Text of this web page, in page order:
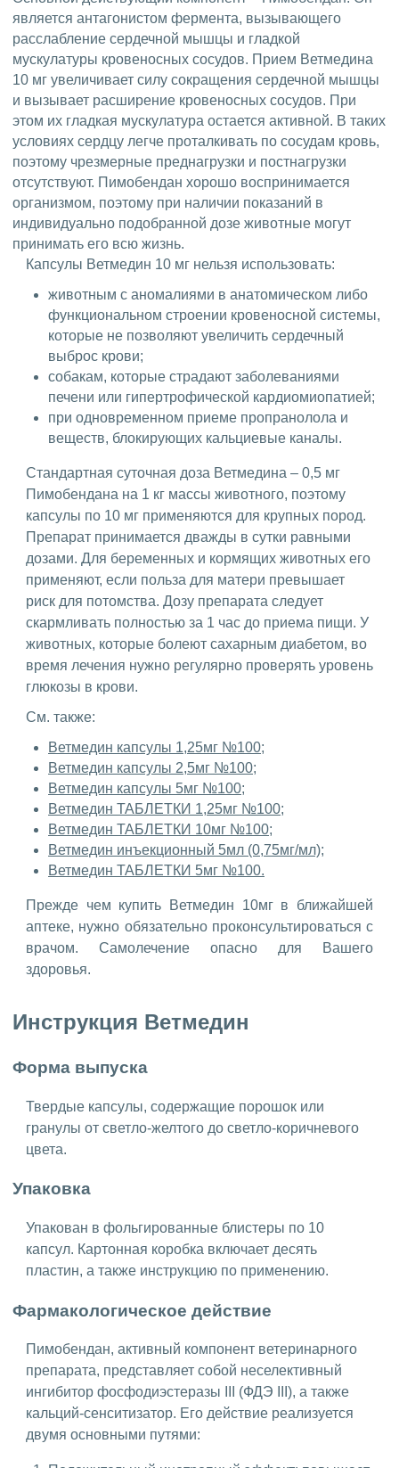
является антагонистом фермента, вызывающего
расслабление сердечной мышцы и гладкой
мускулатуры кровеносных сосудов. Прием Ветмедина
10 мг увеличивает силу сокращения сердечной мышцы
и вызывает расширение кровеносных сосудов. При
этом их гладкая мускулатура остается активной. В таких
условиях сердцу легче проталкивать по сосудам кровь,
поэтому чрезмерные преднагрузки и постнагрузки
отсутствуют. Пимобендан хорошо воспринимается
организмом, поэтому при наличии показаний в
индивидуально подобранной дозе животные могут
принимать его всю жизнь.
Капсулы Ветмедин 10 мг нельзя использовать:
животным с аномалиями в анатомическом либо
функциональном строении кровеносной системы,
которые не позволяют увеличить сердечный
выброс крови;
собакам, которые страдают заболеваниями
печени или гипертрофической кардиомиопатией;
при одновременном приеме пропранолола и
веществ, блокирующих кальциевые каналы.
Стандартная суточная доза Ветмедина – 0,5 мг
Пимобендана на 1 кг массы животного, поэтому
капсулы по 10 мг применяются для крупных пород.
Препарат принимается дважды в сутки равными
дозами. Для беременных и кормящих животных его
применяют, если польза для матери превышает
риск для потомства. Дозу препарата следует
скармливать полностью за 1 час до приема пищи. У
животных, которые болеют сахарным диабетом, во
время лечения нужно регулярно проверять уровень
глюкозы в крови.
См. также:
Ветмедин капсулы 1,25мг №100;
Ветмедин капсулы 2,5мг №100;
Ветмедин капсулы 5мг №100;
Ветмедин ТАБЛЕТКИ 1,25мг №100;
Ветмедин ТАБЛЕТКИ 10мг №100;
Ветмедин инъекционный 5мл (0,75мг/мл);
Ветмедин ТАБЛЕТКИ 5мг №100.
Прежде чем купить Ветмедин 10мг в ближайшей
аптеке, нужно обязательно проконсультироваться с
врачом. Самолечение опасно для Вашего
здоровья.
Инструкция Ветмедин
Форма выпуска
Твердые капсулы, содержащие порошок или
гранулы от светло-желтого до светло-коричневого
цвета.
Упаковка
Упакован в фольгированные блистеры по 10
капсул. Картонная коробка включает десять
пластин, а также инструкцию по применению.
Фармакологическое действие
Пимобендан, активный компонент ветеринарного
препарата, представляет собой неселективный
ингибитор фосфодиэстеразы III (ФДЭ III), а также
кальций-сенситизатор. Его действие реализуется
двумя основными путями: